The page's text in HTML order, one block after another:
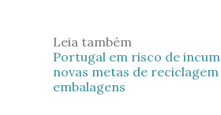
Leia também
Portugal em risco de
novas metas de reciclagem
embalagens